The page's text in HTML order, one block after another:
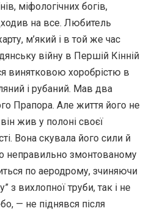
міфологічних богів,
на все. Любитель
м’який і в той же час
війну в Першій Кінній
винятковою хоробрістю в
і рубаний. Мав два
Прапора. Але життя його не
жив у полоні своєї
Вона скувала його сили й
неправильно змонтованому
по аеродрому, зчиняючи
з вихлопної труби, так і не
— не піднявся після